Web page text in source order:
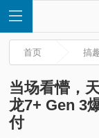
首
首页 搞
当场看懵，
龙7+ Gen 3
付